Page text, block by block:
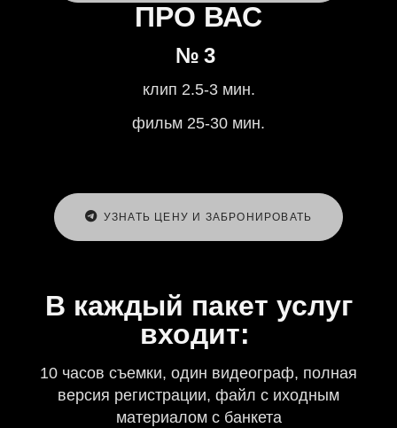
ПРО ВАС
№ 3
клип 2.5-3 мин.
фильм 25-30 мин.
УЗНАТЬ ЦЕНУ И ЗАБРОНИРОВАТЬ
В каждый пакет услуг
входит:
10 часов съемки, один видеограф, полная
версия регистрации, файл с иходным
материалом с банкета